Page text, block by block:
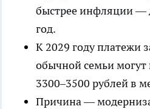
быстрее инфляции —
год.
К 2029 году платежи
обычной семьи могут
3300–3500 рублей в
Причина —